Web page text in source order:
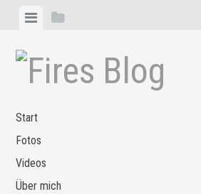
Zum
springen
MenüSeitenleiste
Start
Fotos
Videos
Über mich